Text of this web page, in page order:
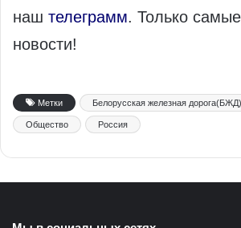
наш телеграмм. Только
новости!
Метки Белорусская железная дорога(БЖД)
Общество Россия